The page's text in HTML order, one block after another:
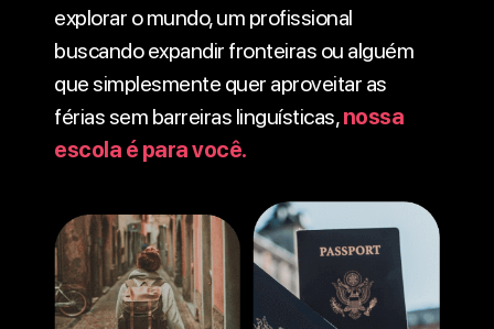
explorar o mundo, um profissional
buscando expandir fronteiras ou alguém
que simplesmente quer aproveitar as
férias sem barreiras linguísticas,nossa
escola é para você.